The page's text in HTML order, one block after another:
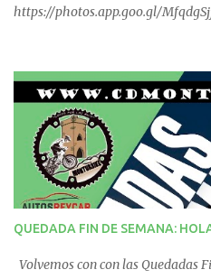
https://photos.app.goo.gl/
QUEDADA FIN DE SEMANA:
Volvemos con con las Quedadas